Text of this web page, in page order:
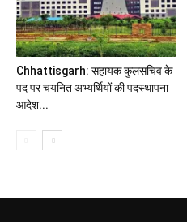
Chhattisgarh: सहायक कुलसचिव के
पद पर चयनित अभ्यर्थियों की पदस्थापना
आदेश...